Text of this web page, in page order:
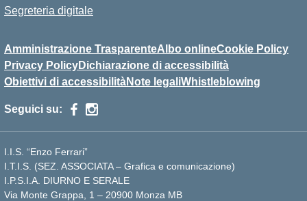
Segreteria digitale
Amministrazione TrasparenteAlbo onlineCookie Policy
Privacy PolicyDichiarazione di accessibilità
Obiettivi di accessibilitàNote legaliWhistleblowing
Seguici su:
I.I.S. “Enzo Ferrari”
I.T.I.S. (SEZ. ASSOCIATA – Grafica e comunicazione)
I.P.S.I.A. DIURNO E SERALE
Via Monte Grappa, 1 – 20900 Monza MB